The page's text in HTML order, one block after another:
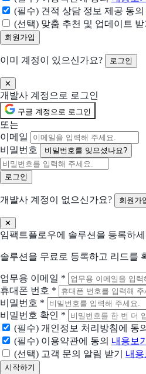
애드테크 마케팅 시스템
모든 음성을 다글로
아이템스카우트
셀러를 위한 모든 데이터 분석
스티비
좋은 뉴스레터를 더 많은 사람에게
Drip
로보
청중을 사로잡는 초현실적인 AI 음
에픽
가장 쉬운 문자,알림톡, 친구톡 자
그립
B2B 라이브커머스 솔루션
현재 어떤 상황이신가요?
도입상황을 선택해 주세요.
(필수) 견적 상담 정보 제공 동의
(선택) 맞춤 추천 및 업데이트 받
이미 계정이 있으신가요? 로그인
✕
개발사 계정으로 로그인
구글 계정으로 로그인
또는
이메일
비밀번호
비밀번호를 잊으셨나요?
개발사 계정이 없으신가요? 회원가
✕
임팩트플로우에 솔루션을 등록하
솔루션을 무료로 등록하고 리드를
업무용 이메일 *
휴대폰 번호 *
비밀번호 *
비밀번호 확인 *
(필수) 개인정보 처리방침에 동의
(필수) 이용약관에 동의 내용보기
(선택) 고객 문의 알림 받기
내용